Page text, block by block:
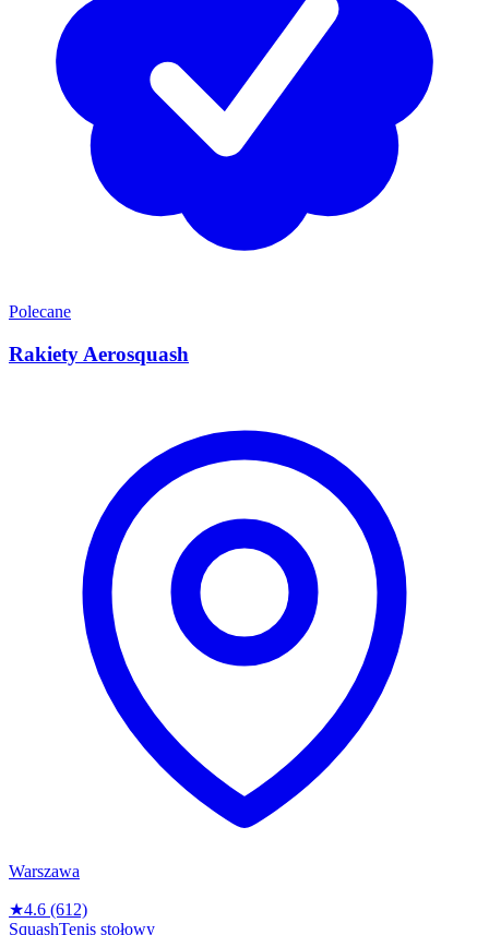
Polecane
Rakiety Aerosquash
Warszawa
★4.6 (612)
SquashTenis stołowy